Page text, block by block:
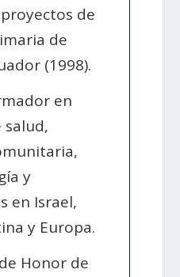
de
de
(1998).
en
salud,
y
en Israel,
y Europa.
Honor de